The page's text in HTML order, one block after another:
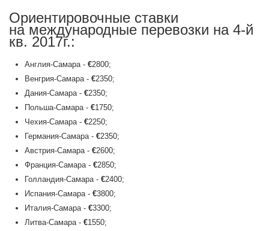
Ориентировочные ставки
на международные перевозки на 4-й
кв. 2017г.:
Англия-Самара - €2800;
Венгрия-Самара - €2350;
Дания-Самара - €2350;
Польша-Самара - €1750;
Чехия-Самара - €2250;
Германия-Самара - €2350;
Австрия-Самара - €2600;
Франция-Самара - €2850;
Голландия-Самара - €2400;
Испания-Самара - €3800;
Италия-Самара - €3300;
Литва-Самара - €1550;